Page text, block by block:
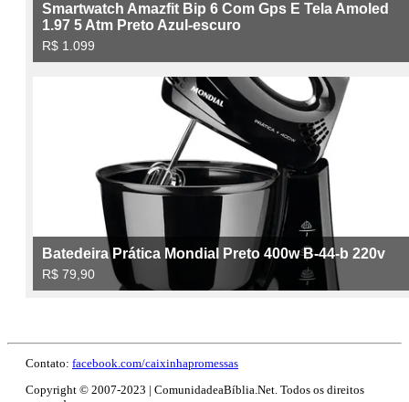
Contato: facebook.com/caixinhapromessas
Copyright © 2007-2023 | ComunidadeaBíblia.Net. Todos os direitos